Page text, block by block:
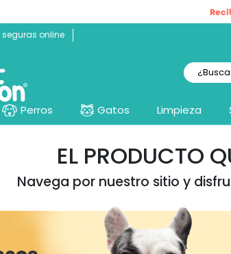
online
Perros Gatos Limpieza
EL PRODUCTO
Navega por nuestro sitio y